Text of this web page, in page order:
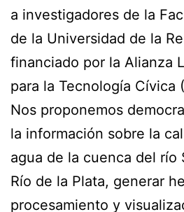
a investigadores de la
de la Universidad de la
financiado por la Alianza
para la Tecnología Cívica
Nos proponemos
la información sobre la
agua de la cuenca del río
Río de la Plata, generar
procesamiento y